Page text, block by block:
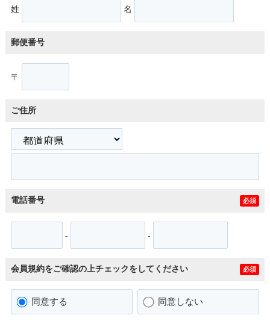
姓 名
郵便番号
〒
ご住所
電話番号 必須
- -
会員規約をご確認の上チェックをしてください 必須
同意する 同意しない